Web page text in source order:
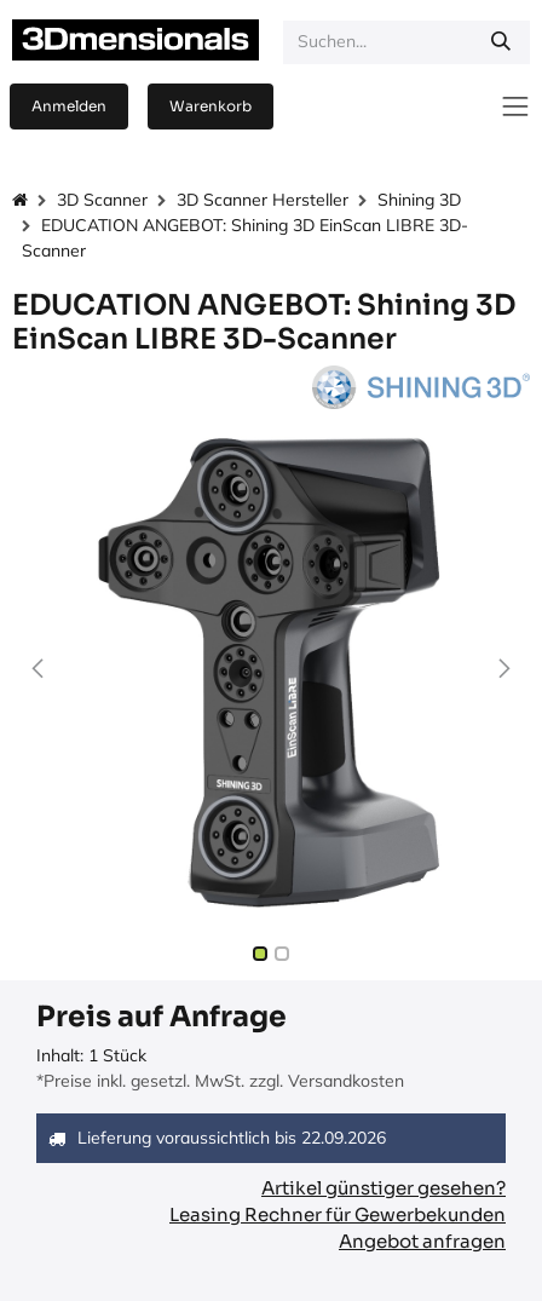
Anmelden Warenkorb
3D Scanner 3D Scanner Hersteller
Shining 3D
EDUCATION ANGEBOT: Shining 3D EinScan LIBRE 3D-
Scanner
EDUCATION ANGEBOT: Shining 3D
EinScan LIBRE 3D-Scanner
Preis auf Anfrage
Inhalt: 1 Stück
*Preise inkl. gesetzl. MwSt. zzgl. Versandkosten
Lieferung voraussichtlich bis 22.09.2026
Artikel günstiger gesehen?
Leasing Rechner für Gewerbekunden
Angebot anfragen